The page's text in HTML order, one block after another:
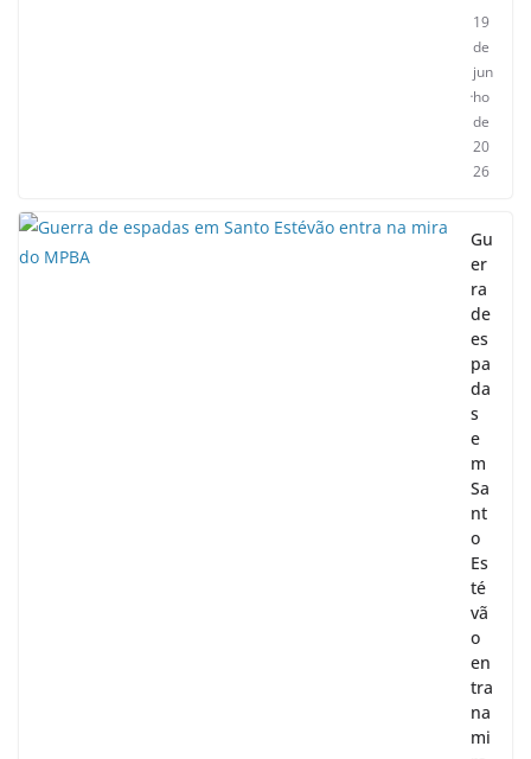
19
de
jun
ho
de
20
26
Gu
er
ra
de
es
pa
da
s
e
m
Sa
nt
o
Es
té
vã
o
en
tra
na
mi